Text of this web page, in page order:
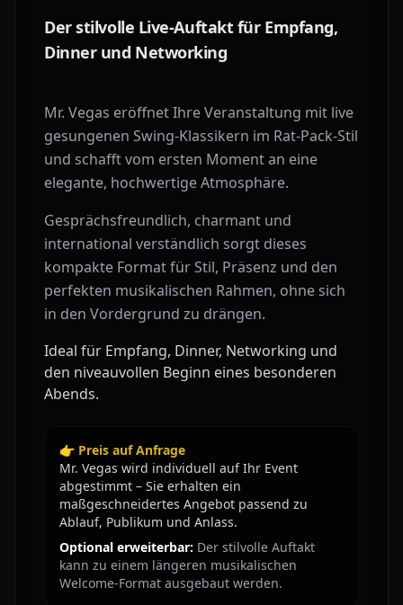
Der stilvolle Live-Auftakt für Empfang,
Dinner und Networking
Mr. Vegas eröffnet Ihre Veranstaltung mit live
gesungenen Swing-Klassikern im Rat-Pack-Stil
und schafft vom ersten Moment an eine
elegante, hochwertige Atmosphäre.
Gesprächsfreundlich, charmant und
international verständlich sorgt dieses
kompakte Format für Stil, Präsenz und den
perfekten musikalischen Rahmen, ohne sich
in den Vordergrund zu drängen.
Ideal für Empfang, Dinner, Networking und
den niveauvollen Beginn eines besonderen
Abends.
👉 Preis auf Anfrage
Mr. Vegas wird individuell auf Ihr Event
abgestimmt – Sie erhalten ein
maßgeschneidertes Angebot passend zu
Ablauf, Publikum und Anlass.
Optional erweiterbar: Der stilvolle Auftakt
kann zu einem längeren musikalischen
Welcome-Format ausgebaut werden.